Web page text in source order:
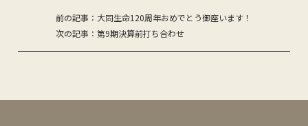
投
稿
ゲ
前の記事：大同生命120周年おめでとう御座います！
次の記事：第9期決算前打ち合わせ